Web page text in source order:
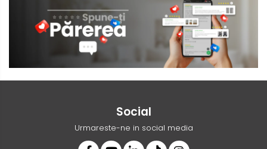
Social
Urmareste-ne in social media